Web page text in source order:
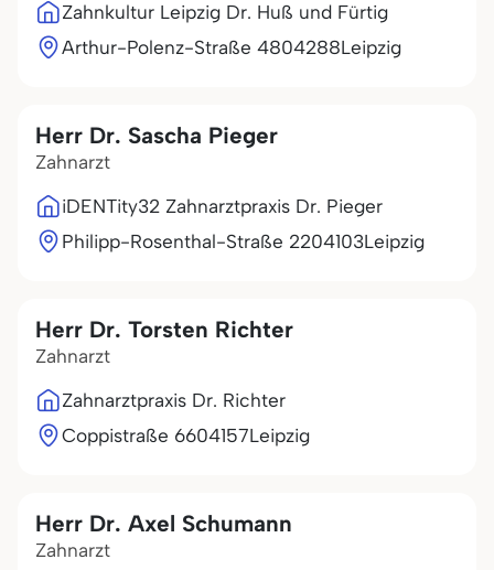
Zahnkultur Leipzig Dr. Huß und Fürtig
Arthur-Polenz-Straße 4804288Leipzig
Herr Dr. Sascha Pieger
Zahnarzt
iDENTity32 Zahnarztpraxis Dr. Pieger
Philipp-Rosenthal-Straße 2204103Leipzig
Herr Dr. Torsten Richter
Zahnarzt
Zahnarztpraxis Dr. Richter
Coppistraße 6604157Leipzig
Herr Dr. Axel Schumann
Zahnarzt